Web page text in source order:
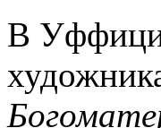
В Уффици